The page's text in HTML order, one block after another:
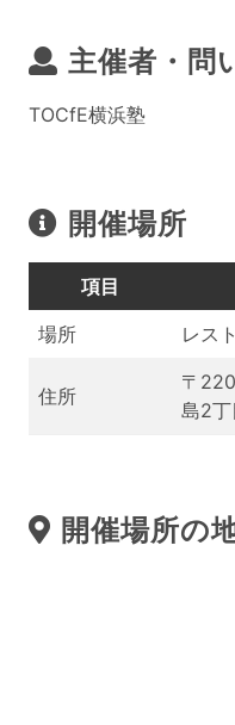
主催者・問
TOCfE横浜塾
開催場所
項目
場所
レス
住所
〒
島2
開催場所の